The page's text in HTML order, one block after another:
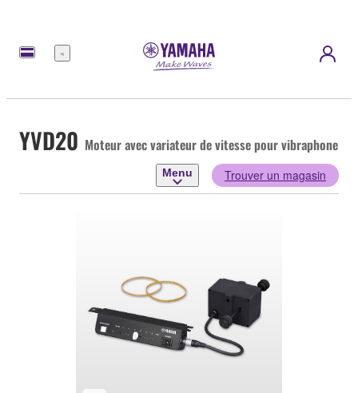
Menu
YVD20 Moteur avec variateur de vitesse pour vibraphone
Menu Trouver un magasin